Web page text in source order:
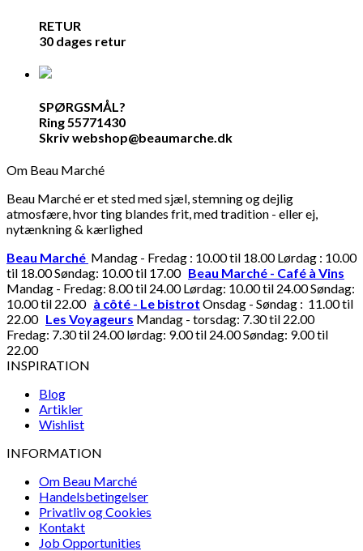
RETUR
30 dages retur
SPØRGSMÅL?
Ring 55771430
Skriv webshop@beaumarche.dk
Om Beau Marché
Beau Marché er et sted med sjæl, stemning og dejlig
atmosfære, hvor ting blandes frit, med tradition - eller ej,
nytænkning & kærlighed
Beau Marché Mandag - Fredag : 10.00 til 18.00 Lørdag : 10.00
til 18.00 Søndag: 10.00 til 17.00 Beau Marché - Café à Vins
Mandag - Fredag: 8.00 til 24.00 Lørdag: 10.00 til 24.00 Søndag:
10.00 til 22.00 à côté - Le bistrot Onsdag - Søndag : 11.00 til
22.00 Les Voyageurs Mandag - torsdag: 7.30 til 22.00
Fredag: 7.30 til 24.00 lørdag: 9.00 til 24.00 Søndag: 9.00 til
22.00
INSPIRATION
Blog
Artikler
Wishlist
INFORMATION
Om Beau Marché
Handelsbetingelser
Privatliv og Cookies
Kontakt
Job Opportunities